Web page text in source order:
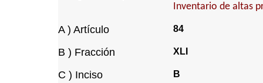
Inventario de altas
A ) Artículo 84
B ) Fracción XLI
C ) Inciso B